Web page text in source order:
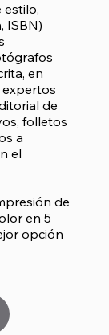
estilo,
ISBN)
en
expertos
de
folletos
a
el
de
en 5
opción